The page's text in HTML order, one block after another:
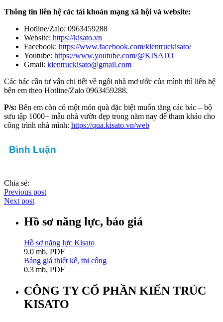
Thông tin liên hệ các tài khoản mạng xã hội và website:
Hotline/Zalo: 0963459288
Website: https://kisato.vn
Facebook: https://www.facebook.com/kientruckisato/
Youtube: https://www.youtube.com/@KISATO
Gmail: kientruckisato@gmail.com
Các bác cần tư vấn chi tiết về ngôi nhà mơ ước của mình thì liên hệ
bên em theo Hotline/Zalo 0963459288.
P/s: Bên em còn có một món quà đặc biệt muốn tặng các bác – bộ
sưu tập 1000+ mẫu nhà vườn đẹp trong năm nay để tham khảo cho
công trình nhà mình: https://qua.kisato.vn/web
Bình Luận
Chia sẻ:
Previous post
Next post
Hồ sơ năng lực, báo giá
Hồ sơ năng lực Kisato
9.0 mb, PDF
Bảng giá thiết kế, thi công
0.3 mb, PDF
CÔNG TY CỔ PHẦN KIẾN TRÚC
KISATO